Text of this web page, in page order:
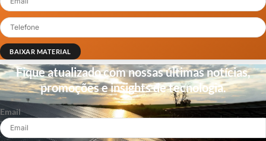
BAIXAR MATERIAL
Fique atualizado com nossas últimas notícias,
promoções e insights de tecnologia.
Email